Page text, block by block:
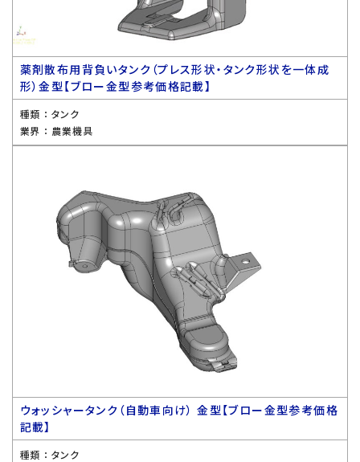
薬剤散布用背負いタンク（プレス形状・タンク形状を一体成
形）金型【ブロー金型参考価格記載】
種類 ： タンク
業界 ： 農業機具
ウォッシャータンク（自動車向け） 金型【ブロー金型参考価格
記載】
種類 ： タンク